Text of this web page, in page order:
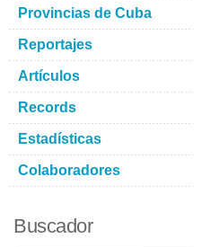
Provincias de Cuba
Reportajes
Artículos
Records
Estadísticas
Colaboradores
Buscador